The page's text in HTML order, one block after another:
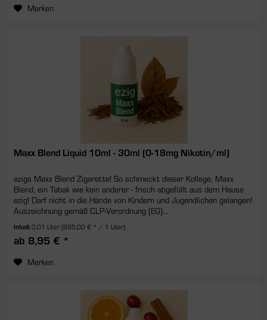
Merken
Maxx Blend Liquid 10ml - 30ml (0-18mg Nikotin/ml)
ezigs Maxx Blend Zigarette! So schmeckt dieser Kollege, Maxx
Blend, ein Tabak wie kein anderer - frisch abgefüllt aus dem Hause
ezig! Darf nicht in die Hände von Kindern und Jugendlichen gelangen!
Auszeichnung gemäß CLP-Verordnung (EG)...
Inhalt0.01 Liter(895,00 € * / 1 Liter)
ab 8,95 € *
Merken